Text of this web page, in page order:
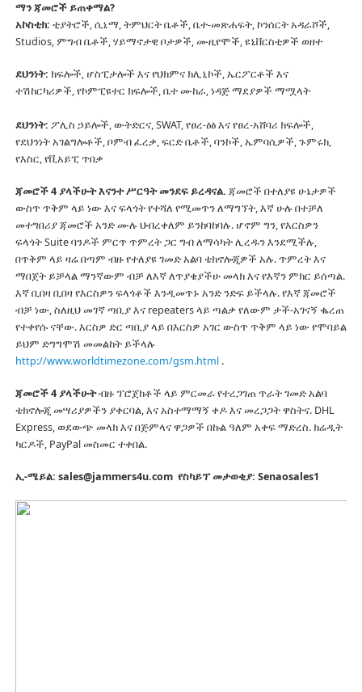
ማን ጃመሮች ይጠቀማል?
አኮስቲክ: ቲያትሮች, ሲኒማ, ትምህርት ቤቶች, ቤተ-መጽሐፍት, ኮንሰርት አዳራሾች,
Studios, ምግብ ቤቶች, ሃይማኖታዊ ቦታዎች, ሙዚየሞች, ዩኒቨርስቲዎች ወዘተ
ደህንነት: ክፍሎች, ሆስፒታሎች እና የህክምና ክሊኒኮች, ኤርፖርቶች እና
ተሽከርካሪዎች, የኮምፒዩተር ክፍሎች, ቤተ ሙከራ, ነዳጅ ማደያዎች ማሟላት
ደህንነት: ፖሊስ ኃይሎች, ውትድርና, SWAT, የፀረ-ዕፅ እና የፀረ-አሸባሪ ክፍሎች,
የደህንነት አገልግሎቶች, ቦምብ ፈረቃ, ፍርድ ቤቶች, ባንኮች, ኤምባሲዎች, ጉምሩክ,
የእስር, የቪአይፒ ጥበቃ
ጃመሮች 4 ያላችሁት እናንተ ሥርዓት መንደፍ ይረዳናል. ጃመሮች በተለያዩ ሁኔታዎች
ውስጥ ጥቅም ላይ ነው እና ፍላጎት የተሻለ የሚመጥን ለማግኘት, እኛ ሁሉ በተቻለ
መተግበሪያ ጃመሮች አንድ ሙሉ ህብረቀለም ይንከባከባሉ. ሆኖም ግን, የእርስዎን
ፍላጎት Suite ባንዶች ምርጥ ጥምረት ጋር ግብ ለማሳካት ሊረዱን እንደሚችሉ,
በጥቅም ላይ ዛሬ በጣም ብዙ የተለያዩ ገመድ አልባ ቴክኖሎጂዎች አሉ.ጥምረት እና
ማበጀት ይቻላል ማንኛውም ብቻ ለእኛ ለጥያቄያችሁ መላክ እና የእኛን ምክር ይሰጣል.
እኛ ቢበዛ ቢበዛ የእርስዎን ፍላጎቶች እንዲመጥኑ አንድ ንድፍ ይችላሉ.የእኛ ጃመሮች
ብቻ ነው, ስለዚህ መገኛ ጣቢያ እና repeaters ላይ ጣልቃ የለውም ታች-አገናኝ ቈረጠ
የተቀየሱ ናቸው.እርስዎ ድር ጣቢያ ላይ በእርስዎ አገር ውስጥ ጥቅም ላይ ነው የሞባይል
ይህም ድግግሞሽ መመልከት ይችላሉ
http://www.worldtimezone.com/gsm.html.
ጃመሮች 4 ያላችሁትብዙ ፕሮጀክቶች ላይ ምርመራ የተረጋገጠ ጥራት ገመድ አልባ
ቴክኖሎጂ መሣሪያዎችን ያቀርባል, እና አስተማማኝ ቀዶ እና መረጋጋት ዋስትና. DHL
Express, ወደውጭ መላክ እና በጅምላና ዋጋዎች በኩል ዓለም አቀፍ ማድረስ. ክሬዲት
ካርዶች, PayPal መስመር ተቀበል.
ኢ-ሜይል: sales@jammers4u.com የስካይፕ መታወቂያ: Senaosales1